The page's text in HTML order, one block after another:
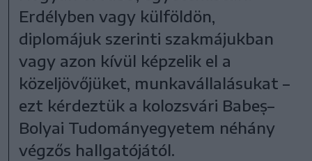
Erdélyben vagy külföldön,
diplomájuk szerinti szakmájukban
vagy azon kívül képzelik el a
közeljövőjüket, munkavállalásukat –
ezt kérdeztük a kolozsvári Babeș–
Bolyai Tudományegyetem néhány
végzős hallgatójától.